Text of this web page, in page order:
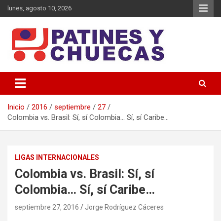
Saltar
al
lunes, agosto 10, 2026
Patines y Chuecas
Inicio 2016 septiembre
27
Colombia vs. Brasil: Sí, sí Colombia… Sí, sí Caribe…
LIGAS INTERNACIONALES
Colombia vs. Brasil: Sí, sí
Colombia… Sí, sí Caribe…
septiembre 27, 2016 Jorge Rodríguez Cáceres